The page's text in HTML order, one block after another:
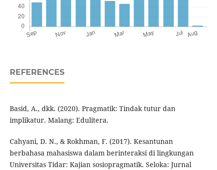
REFERENCES
Basid, A., dkk. (2020). Pragmatik: Tindak tutur dan
implikatur. Malang: Edulitera.
Cahyani, D. N., & Rokhman, F. (2017). Kesantunan
berbahasa mahasiswa dalam berinteraksi di lingkungan
Universitas Tidar: Kajian sosiopragmatik. Seloka: Jurnal